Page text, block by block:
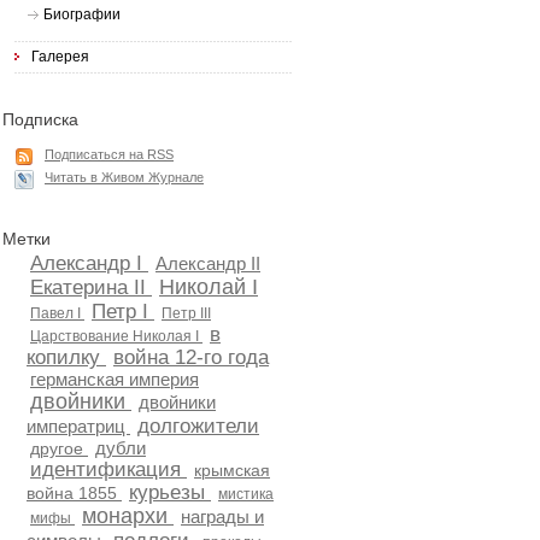
Биографии
Галерея
Подписка
Подписаться на RSS
Читать в Живом Журнале
Метки
Александр I Александр II
Екатерина II Николай I
Павел I Петр I
Петр III
Царствование Николая I
в
копилку
война 12-го года
германская империя
двойники
двойники
императриц
долгожители
другое дубли
идентификация
крымская
война 1855
курьезы
мистика
мифы
монархи
награды и